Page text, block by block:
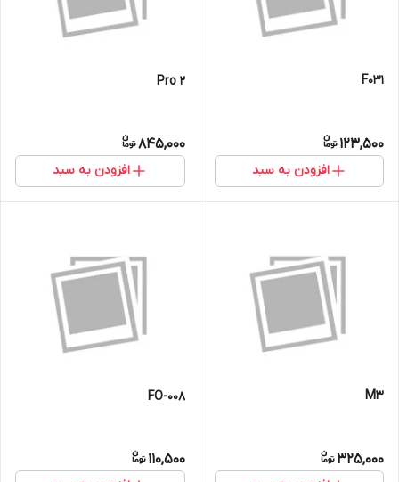
F031
123,500
افزودن به سبد
Pro 2
845,000
افزودن به سبد
M3
325,000
FO-008
110,500